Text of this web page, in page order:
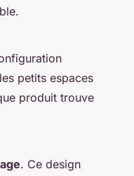
petits espaces
produit trouve
. Ce design